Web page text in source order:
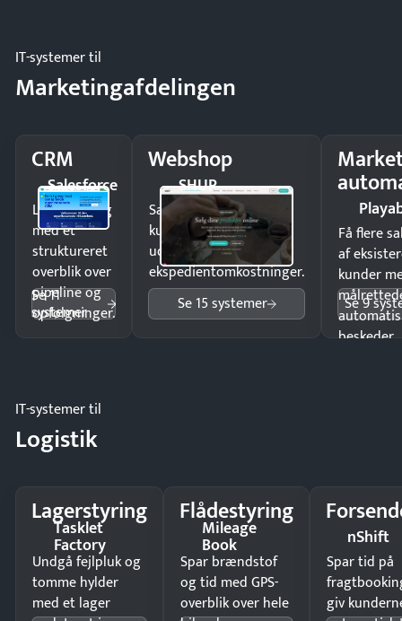
IT-systemer til
Marketingafdelingen
CRM
Salesforce
Luk flere salg
med et
struktureret
overblik over
pipeline og
opfølgninger.
Se 11
systemer
Webshop
SHUP
Sælg produkter 24/7 til
kunder i hele landet
uden
ekspedientomkostninger.
Se 15 systemer
Få flere
af
kunder
beskeder.
Se 9
IT-systemer til
Logistik
Lagerstyring
Tasklet
Factory
Undgå fejlpluk og
tomme hylder
med et lager
Flådestyring
Mileage
Book
Spar brændstof
og tid med GPS-
overblik over hele
nShift
Spar tid på
giv